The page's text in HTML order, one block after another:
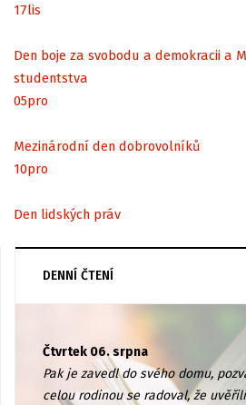
17lis
Den boje za svobodu a demokracii a
studentstva
05pro
Mezinárodní den dobrovolníků
10pro
Den lidských práv
DENNÍ ČTENÍ
Čtvrtek 06. srpna
Pak je zavedl do svého domu,
celou rodinou se radoval, že